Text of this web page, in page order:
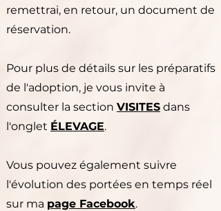
remettrai, en retour, un document de
réservation.
Pour plus de détails sur les préparatifs
de l'adoption, je vous invite à
consulter la section VISITES dans
l'onglet ÉLEVAGE.
Vous pouvez également suivre
l'évolution des portées en temps réel
sur ma page Facebook.